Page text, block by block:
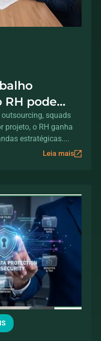
RH pode
o
squads
projeto, o RH ganha
estratégicas....
Leia mais